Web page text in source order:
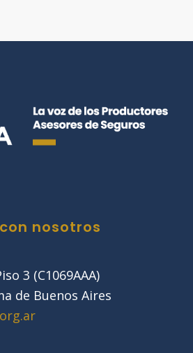
nosotros
3 (C1069AAA)
de Buenos Aires